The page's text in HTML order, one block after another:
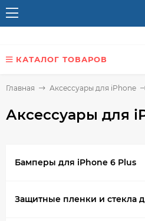
КАТАЛОГ ТОВАРОВ
Главная Аксессуары для iPhone
Аксессуары для
Бамперы для iPhone 6 Plus
Защитные пленки и стекла